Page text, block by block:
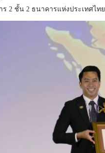
ร 2 ชั้น 2 ธนาคารแห่งประเทศไทย